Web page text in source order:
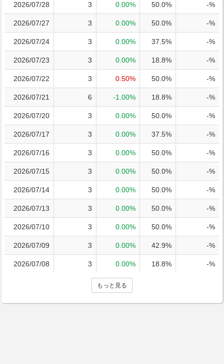
2026/07/28 3 0.00% 50.0% -%
2026/07/27 3 0.00% 50.0% -%
2026/07/24 3 0.00% 37.5% -%
2026/07/23 3 0.00% 18.8% -%
2026/07/22 3 0.50% 50.0% -%
2026/07/21 6 -1.00% 18.8% -%
2026/07/20 3 0.00% 50.0% -%
2026/07/17 3 0.00% 37.5% -%
2026/07/16 3 0.00% 50.0% -%
2026/07/15 3 0.00% 50.0% -%
2026/07/14 3 0.00% 50.0% -%
2026/07/13 3 0.00% 50.0% -%
2026/07/10 3 0.00% 50.0% -%
2026/07/09 3 0.00% 42.9% -%
2026/07/08 3 0.00% 18.8% -%
もっと見る